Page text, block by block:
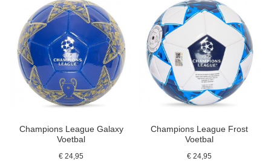
Champions League Galaxy
Voetbal
€ 24,95
Champions League Frost
Voetbal
€ 24,95